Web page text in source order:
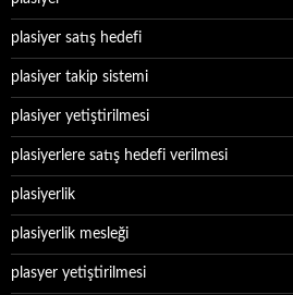
plasiyer satış hedefi
plasiyer takip sistemi
plasiyer yetiştirilmesi
plasiyerlere satış hedefi verilmesi
plasiyerlik
plasiyerlik mesleği
plasyer yetiştirilmesi